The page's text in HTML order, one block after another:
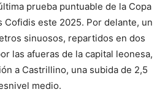
prueba puntuable de la Copa
Cofidis este 2025. Por delante, un
sinuosos, repartidos en dos
las afueras de la capital leonesa,
a Castrillino, una subida de 2,5
medio.